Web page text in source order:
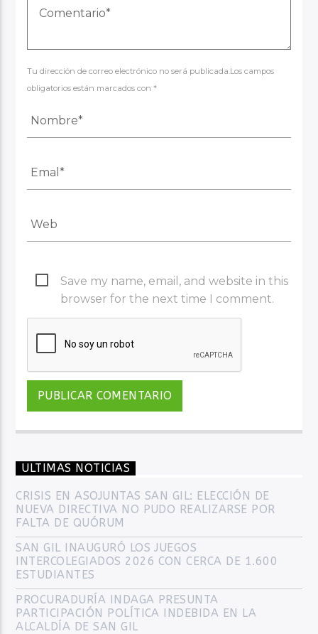
Tu dirección de correo electrónico no será publicada.Los campos
obligatorios están marcados con *
Save my name, email, and website in this
browser for the next time I comment.
ULTIMAS NOTICIAS
CRISIS EN ASOJUNTAS SAN GIL: ELECCIÓN DE
NUEVA DIRECTIVA NO PUDO REALIZARSE POR
FALTA DE QUÓRUM
SAN GIL INAUGURÓ LOS JUEGOS
INTERCOLEGIADOS 2026 CON CERCA DE 1.600
ESTUDIANTES
PROCURADURÍA INDAGA PRESUNTA
PARTICIPACIÓN POLÍTICA INDEBIDA EN LA
ALCALDÍA DE SAN GIL